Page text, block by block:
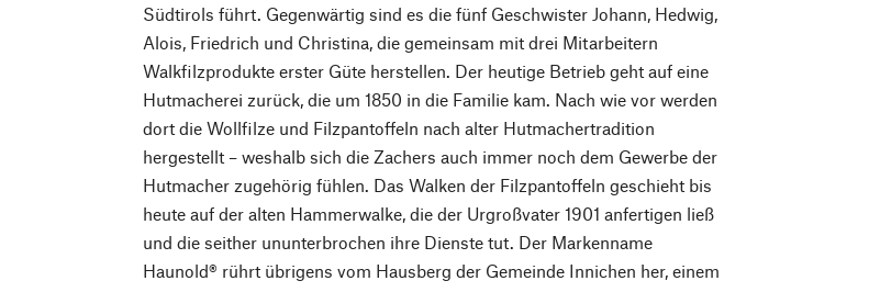
Südtirols führt. Gegenwärtig sind es die fünf Geschwister Johann, Hedwig,
Alois, Friedrich und Christina, die gemeinsam mit drei Mitarbeitern
Walkfilzprodukte erster Güte herstellen. Der heutige Betrieb geht auf eine
Hutmacherei zurück, die um 1850 in die Familie kam. Nach wie vor werden
dort die Wollfilze und Filzpantoffeln nach alter Hutmachertradition
hergestellt – weshalb sich die Zachers auch immer noch dem Gewerbe der
Hutmacher zugehörig fühlen. Das Walken der Filzpantoffeln geschieht bis
heute auf der alten Hammerwalke, die der Urgroßvater 1901 anfertigen ließ
und die seither ununterbrochen ihre Dienste tut. Der Markenname
Haunold® rührt übrigens vom Hausberg der Gemeinde Innichen her, einem